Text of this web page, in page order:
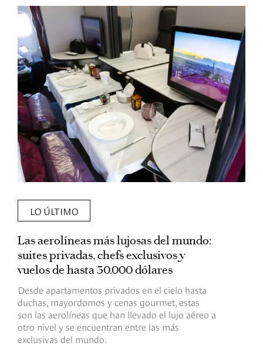
LO ÚLTIMO
Las aerolíneas más lujosas del mundo:
suites privadas, chefs exclusivos y
vuelos de hasta 30.000 dólares
Desde apartamentos privados en el cielo hasta
duchas, mayordomos y cenas gourmet, estas
son las aerolíneas que han llevado el lujo aéreo a
otro nivel y se encuentran entre las más
exclusivas del mundo.